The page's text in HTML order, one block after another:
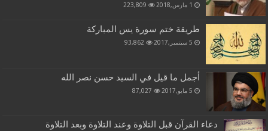
1 مارس,2018 223,809
طريقة ختم سورة يس المباركة
5 سبتمبر,2017 93,862
أجمل ما قيل في السيد حسن نصر الله
5 مايو,2017 87,027
دعاء القرآن قبل التلاوة وعند التلاوة وبعد التلاوة